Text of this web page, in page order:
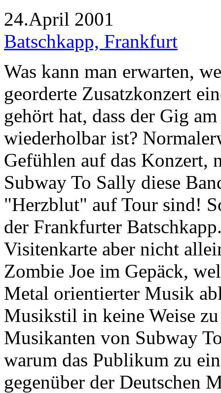
24.April 2001
Batschkapp, Frankfurt
Was kann man erwarten,
georderte Zusatzkonzert
gehört hat, dass der Gig
wiederholbar ist?
Gefühlen auf das Konzert,
Subway To Sally diese
"Herzblut" auf Tour sind!
der Frankfurter
Visitenkarte aber nicht
Zombie Joe im Gepäck,
Metal orientierter Musik
Musikstil in keine Weise
Musikanten von Subway
warum das Publikum zu
gegenüber der Deutschen